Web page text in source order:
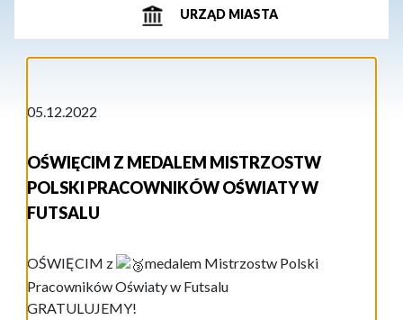
URZĄD MIASTA
05.12.2022
OŚWIĘCIM Z MEDALEM MISTRZOSTW
POLSKI PRACOWNIKÓW OŚWIATY W
FUTSALU
OŚWIĘCIM z
medalem Mistrzostw Polski
Pracowników Oświaty w Futsalu
GRATULUJEMY!